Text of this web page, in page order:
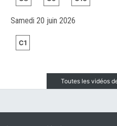
Samedi 20 juin 2026
C1
Toutes les vidéos